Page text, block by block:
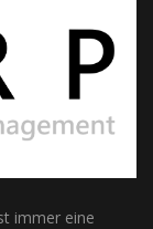
immer eine